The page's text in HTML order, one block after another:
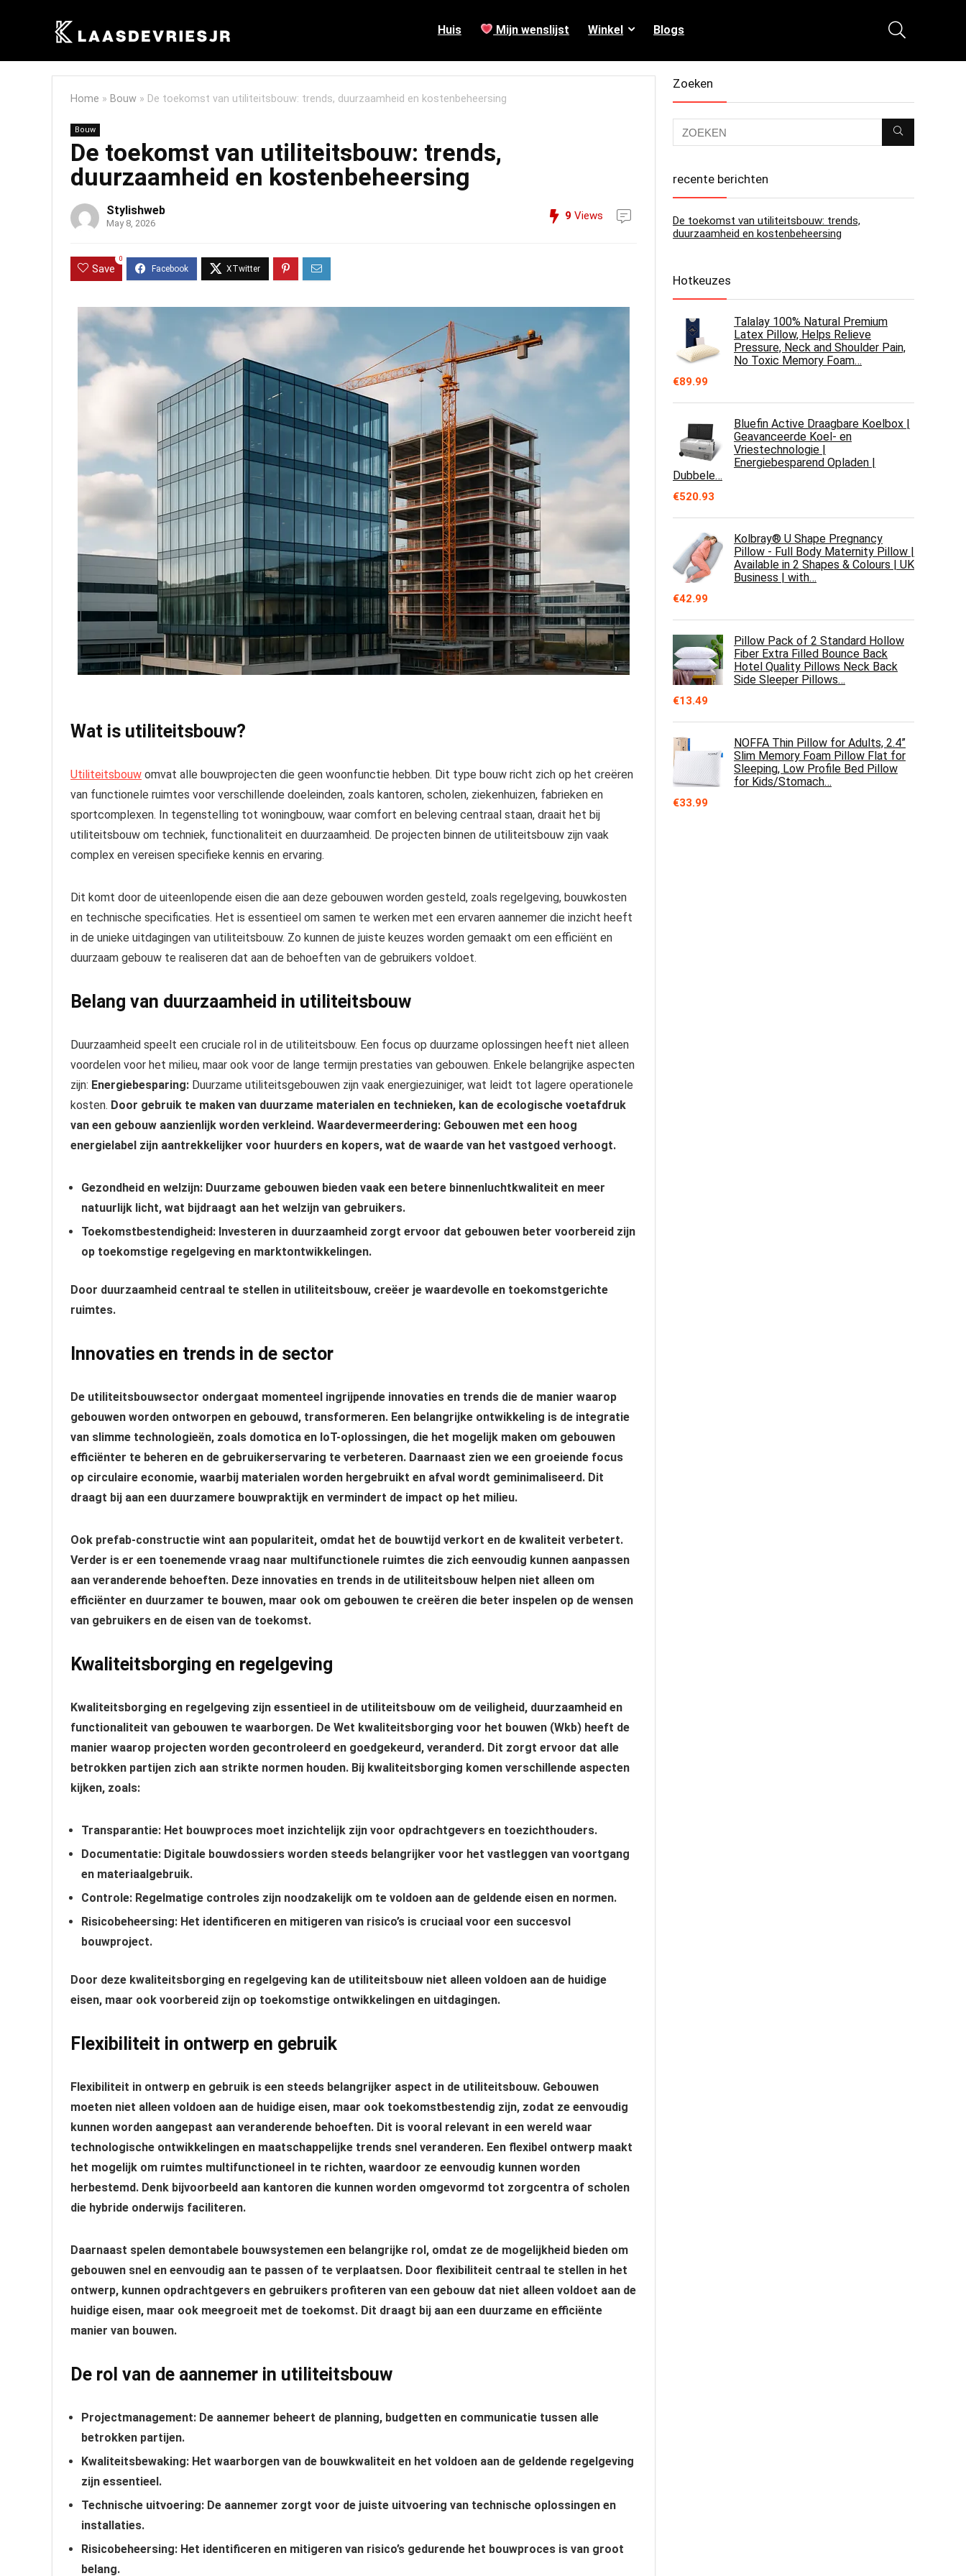
Huis Mijn wenslijst Winkel Blogs
Home » Bouw » De toekomst van utiliteitsbouw: trends, duurzaamheid en kostenbeheersing
Bouw
De toekomst van utiliteitsbouw: trends,
duurzaamheid en kostenbeheersing
Stylishweb
May 8, 2026
9 Views
Save
0
Wat is utiliteitsbouw?
Utiliteitsbouw omvat alle bouwprojecten die geen woonfunctie hebben. Dit type bouw richt zich op het creëren
van functionele ruimtes voor verschillende doeleinden, zoals kantoren, scholen, ziekenhuizen, fabrieken en
sportcomplexen. In tegenstelling tot woningbouw, waar comfort en beleving centraal staan, draait het bij
utiliteitsbouw om techniek, functionaliteit en duurzaamheid. De projecten binnen de utiliteitsbouw zijn vaak
complex en vereisen specifieke kennis en ervaring.
Dit komt door de uiteenlopende eisen die aan deze gebouwen worden gesteld, zoals regelgeving, bouwkosten
en technische specificaties. Het is essentieel om samen te werken met een ervaren aannemer die inzicht heeft
in de unieke uitdagingen van utiliteitsbouw. Zo kunnen de juiste keuzes worden gemaakt om een efficiënt en
duurzaam gebouw te realiseren dat aan de behoeften van de gebruikers voldoet.
Belang van duurzaamheid in utiliteitsbouw
Duurzaamheid speelt een cruciale rol in de utiliteitsbouw. Een focus op duurzame oplossingen heeft niet alleen
voordelen voor het milieu, maar ook voor de lange termijn prestaties van gebouwen. Enkele belangrijke aspecten
zijn: Energiebesparing: Duurzame utiliteitsgebouwen zijn vaak energiezuiniger, wat leidt tot lagere operationele
kosten. Door gebruik te maken van duurzame materialen en technieken, kan de ecologische voetafdruk
van een gebouw aanzienlijk worden verkleind. Waardevermeerdering: Gebouwen met een hoog
energielabel zijn aantrekkelijker voor huurders en kopers, wat de waarde van het vastgoed verhoogt.
Gezondheid en welzijn: Duurzame gebouwen bieden vaak een betere binnenluchtkwaliteit en meer
natuurlijk licht, wat bijdraagt aan het welzijn van gebruikers.
Toekomstbestendigheid: Investeren in duurzaamheid zorgt ervoor dat gebouwen beter voorbereid zijn
op toekomstige regelgeving en marktontwikkelingen.
Door duurzaamheid centraal te stellen in utiliteitsbouw, creëer je waardevolle en toekomstgerichte
ruimtes.
Innovaties en trends in de sector
De utiliteitsbouwsector ondergaat momenteel ingrijpende innovaties en trends die de manier waarop
gebouwen worden ontworpen en gebouwd, transformeren. Een belangrijke ontwikkeling is de integratie
van slimme technologieën, zoals domotica en IoT-oplossingen, die het mogelijk maken om gebouwen
efficiënter te beheren en de gebruikerservaring te verbeteren. Daarnaast zien we een groeiende focus
op circulaire economie, waarbij materialen worden hergebruikt en afval wordt geminimaliseerd. Dit
draagt bij aan een duurzamere bouwpraktijk en vermindert de impact op het milieu.
Ook prefab-constructie wint aan populariteit, omdat het de bouwtijd verkort en de kwaliteit verbetert.
Verder is er een toenemende vraag naar multifunctionele ruimtes die zich eenvoudig kunnen aanpassen
aan veranderende behoeften. Deze innovaties en trends in de utiliteitsbouw helpen niet alleen om
efficiënter en duurzamer te bouwen, maar ook om gebouwen te creëren die beter inspelen op de wensen
van gebruikers en de eisen van de toekomst.
Kwaliteitsborging en regelgeving
Kwaliteitsborging en regelgeving zijn essentieel in de utiliteitsbouw om de veiligheid, duurzaamheid en
functionaliteit van gebouwen te waarborgen. De Wet kwaliteitsborging voor het bouwen (Wkb) heeft de
manier waarop projecten worden gecontroleerd en goedgekeurd, veranderd. Dit zorgt ervoor dat alle
betrokken partijen zich aan strikte normen houden. Bij kwaliteitsborging komen verschillende aspecten
kijken, zoals:
Transparantie: Het bouwproces moet inzichtelijk zijn voor opdrachtgevers en toezichthouders.
Documentatie: Digitale bouwdossiers worden steeds belangrijker voor het vastleggen van voortgang
en materiaalgebruik.
Controle: Regelmatige controles zijn noodzakelijk om te voldoen aan de geldende eisen en normen.
Risicobeheersing: Het identificeren en mitigeren van risico’s is cruciaal voor een succesvol
bouwproject.
Door deze kwaliteitsborging en regelgeving kan de utiliteitsbouw niet alleen voldoen aan de huidige
eisen, maar ook voorbereid zijn op toekomstige ontwikkelingen en uitdagingen.
Flexibiliteit in ontwerp en gebruik
Flexibiliteit in ontwerp en gebruik is een steeds belangrijker aspect in de utiliteitsbouw. Gebouwen
moeten niet alleen voldoen aan de huidige eisen, maar ook toekomstbestendig zijn, zodat ze eenvoudig
kunnen worden aangepast aan veranderende behoeften. Dit is vooral relevant in een wereld waar
technologische ontwikkelingen en maatschappelijke trends snel veranderen. Een flexibel ontwerp maakt
het mogelijk om ruimtes multifunctioneel in te richten, waardoor ze eenvoudig kunnen worden
herbestemd. Denk bijvoorbeeld aan kantoren die kunnen worden omgevormd tot zorgcentra of scholen
die hybride onderwijs faciliteren.
Daarnaast spelen demontabele bouwsystemen een belangrijke rol, omdat ze de mogelijkheid bieden om
gebouwen snel en eenvoudig aan te passen of te verplaatsen. Door flexibiliteit centraal te stellen in het
ontwerp, kunnen opdrachtgevers en gebruikers profiteren van een gebouw dat niet alleen voldoet aan de
huidige eisen, maar ook meegroeit met de toekomst. Dit draagt bij aan een duurzame en efficiënte
manier van bouwen.
De rol van de aannemer in utiliteitsbouw
Projectmanagement: De aannemer beheert de planning, budgetten en communicatie tussen alle
betrokken partijen.
Kwaliteitsbewaking: Het waarborgen van de bouwkwaliteit en het voldoen aan de geldende regelgeving
zijn essentieel.
Technische uitvoering: De aannemer zorgt voor de juiste uitvoering van technische oplossingen en
installaties.
Risicobeheersing: Het identificeren en mitigeren van risico’s gedurende het bouwproces is van groot
belang.
Zoeken
recente berichten
De toekomst van utiliteitsbouw: trends,
duurzaamheid en kostenbeheersing
Hotkeuzes
Talalay 100% Natural Premium
Latex Pillow, Helps Relieve
Pressure, Neck and Shoulder Pain,
No Toxic Memory Foam…
€89.99
Bluefin Active Draagbare Koelbox |
Geavanceerde Koel- en
Vriestechnologie |
Energiebesparend Opladen |
Dubbele…
€520.93
Kolbray®️ U Shape Pregnancy
Pillow - Full Body Maternity Pillow |
Available in 2 Shapes & Colours | UK
Business | with…
€42.99
Pillow Pack of 2 Standard Hollow
Fiber Extra Filled Bounce Back
Hotel Quality Pillows Neck Back
Side Sleeper Pillows…
€13.49
NOFFA Thin Pillow for Adults, 2.4”
Slim Memory Foam Pillow Flat for
Sleeping, Low Profile Bed Pillow
for Kids/Stomach…
€33.99